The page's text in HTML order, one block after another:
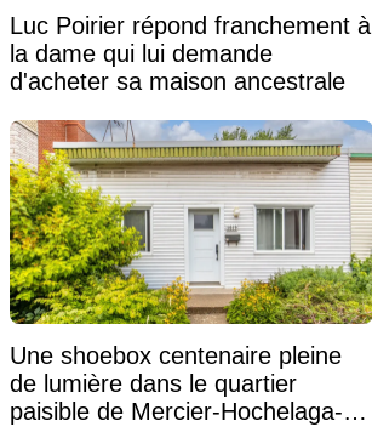
Luc Poirier répond franchement à
la dame qui lui demande
d'acheter sa maison ancestrale
Une shoebox centenaire pleine
de lumière dans le quartier
paisible de Mercier-Hochelaga-